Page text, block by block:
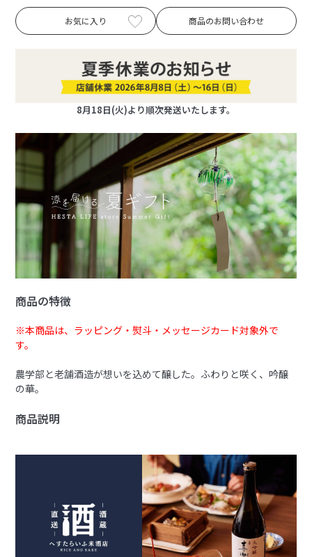
お気に入り 商品のお問い合わせ
8月18日(火)より順次発送いたします。
商品の特徴
※本商品は、ラッピング・熨斗・メッセージカード対象外で
す。
農学部と老舗酒造が想いを込めて醸した。ふわりと咲く、吟醸
の華。
商品説明